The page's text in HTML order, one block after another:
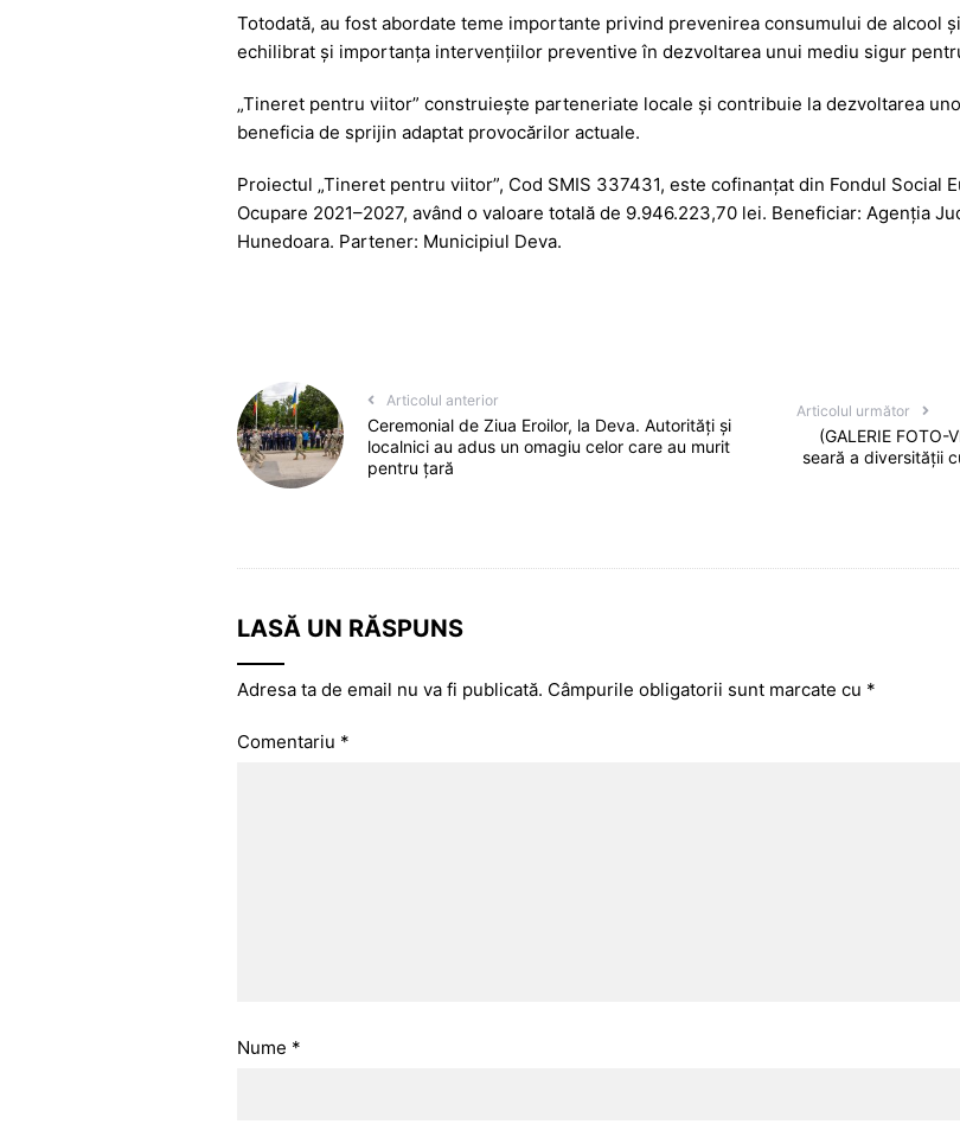
Totodată, au fost abordate teme importante privind prevenirea consumului de alcool
echilibrat și importanța intervențiilor preventive în dezvoltarea unui mediu sigur
„Tineret pentru viitor” construiește parteneriate locale și contribuie la dezvoltarea
beneficia de sprijin adaptat provocărilor actuale.
Proiectul „Tineret pentru viitor”, Cod SMIS 337431, este cofinanțat din Fondul Social
Ocupare 2021–2027, având o valoare totală de 9.946.223,70 lei. Beneficiar: Agenția
Hunedoara. Partener: Municipiul Deva.
Articolul anterior
Ceremonial de Ziua Eroilor, la Deva. Autorități și
localnici au adus un omagiu celor care au murit
pentru țară
Articolul următor
(GALERIE
seară a diversității
LASĂ UN RĂSPUNS
Adresa ta de email nu va fi publicată. Câmpurile obligatorii sunt marcate cu *
Comentariu *
Nume *